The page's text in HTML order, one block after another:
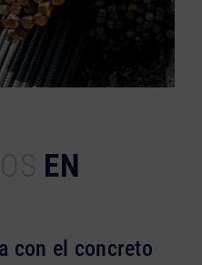
EN
con el concreto